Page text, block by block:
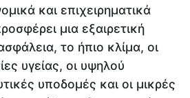
και επιχειρηματικά
μια εξαιρετική
το ήπιο κλίμα, οι
υγείας, οι υψηλού
υποδομές και οι μικρές